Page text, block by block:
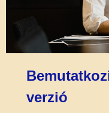
verzió